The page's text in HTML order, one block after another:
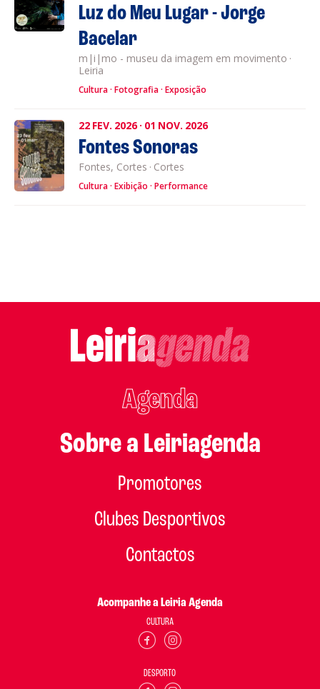
Luz do Meu Lugar - Jorge
Bacelar
m|i|mo - museu da imagem em movimento ·
Leiria
Cultura Fotografia Exposição
22 FEV. 2026 · 01 NOV. 2026
Fontes Sonoras
Fontes, Cortes · Cortes
Cultura Exibição Performance
Agenda
Sobre a Leiriagenda
Promotores
Clubes Desportivos
Contactos
Acompanhe a Leiria Agenda
CULTURA
DESPORTO